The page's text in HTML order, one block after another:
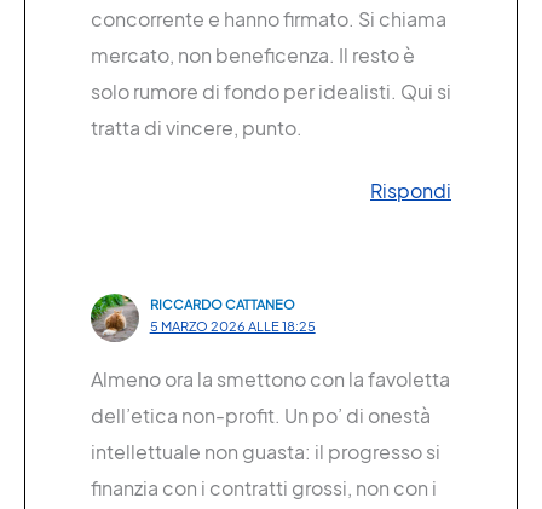
concorrente e hanno firmato. Si chiama
mercato, non beneficenza. Il resto è
solo rumore di fondo per idealisti. Qui si
tratta di vincere, punto.
Rispondi
RICCARDO CATTANEO
5 MARZO 2026 ALLE 18:25
Almeno ora la smettono con la favoletta
dell’etica non-profit. Un po’ di onestà
intellettuale non guasta: il progresso si
finanzia con i contratti grossi, non con i